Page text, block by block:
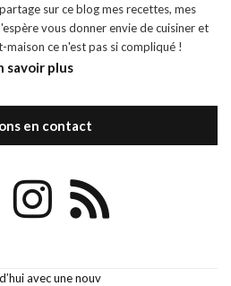
sur ce blog mes recettes, mes
vous donner envie de cuisiner et
ce n'est pas si compliqué !
savoir plus
en contact
avec une nouv